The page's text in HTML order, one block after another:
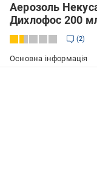
Аерозоль
Дихлофос 200
2
Основна інформація